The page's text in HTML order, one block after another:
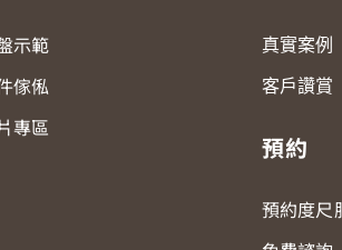
示範
傢俬
專區
真實案例
客戶讚賞
預約
預約度尺